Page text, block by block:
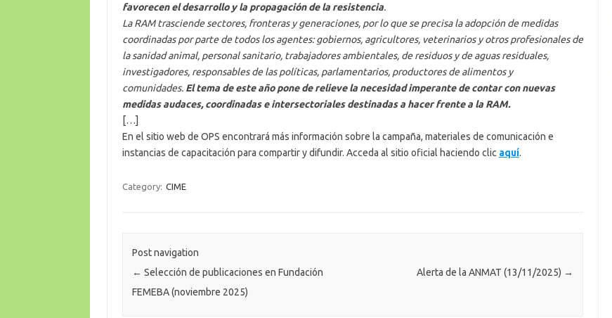
favorecen el desarrollo y la propagación de la resistencia.
La RAM trasciende sectores, fronteras y generaciones, por lo que se precisa la adopción de medidas
coordinadas por parte de todos los agentes: gobiernos, agricultores, veterinarios y otros profesionales de
la sanidad animal, personal sanitario, trabajadores ambientales, de residuos y de aguas residuales,
investigadores, responsables de las políticas, parlamentarios, productores de alimentos y
comunidades. El tema de este año pone de relieve la necesidad imperante de contar con nuevas
medidas audaces, coordinadas e intersectoriales destinadas a hacer frente a la RAM.
[…]
En el sitio web de OPS encontrará más información sobre la campaña, materiales de comunicación e
instancias de capacitación para compartir y difundir. Acceda al sitio oficial haciendo clic aquí.
Category: CIME
Post navigation
← Selección de publicaciones en Fundación
FEMEBA (noviembre 2025)
Alerta de la ANMAT (13/11/2025) →